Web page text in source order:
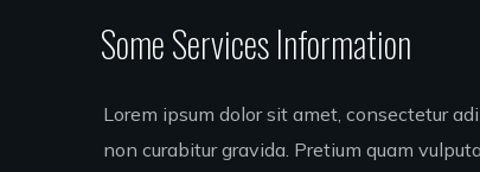
Some Services Information
Lorem ipsum dolor sit amet, consectetur
non curabitur gravida. Pretium quam